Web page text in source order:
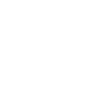
Rehberlik
Uzmanları